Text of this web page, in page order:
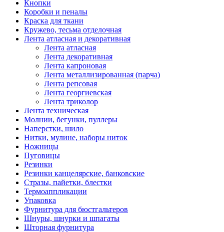
Кнопки
Коробки и пеналы
Краска для ткани
Кружево, тесьма отделочная
Лента атласная и декоративная
Лента атласная
Лента декоративная
Лента капроновая
Лента металлизированная (парча)
Лента репсовая
Лента георгиевская
Лента триколор
Лента техническая
Молнии, бегунки, пуллеры
Наперстки, шило
Нитки, мулине, наборы ниток
Ножницы
Пуговицы
Резинки
Резинки канцелярские, банковские
Стразы, пайетки, блестки
Термоаппликации
Упаковка
Фурнитура для бюстгальтеров
Шнуры, шнурки и шпагаты
Шторная фурнитура